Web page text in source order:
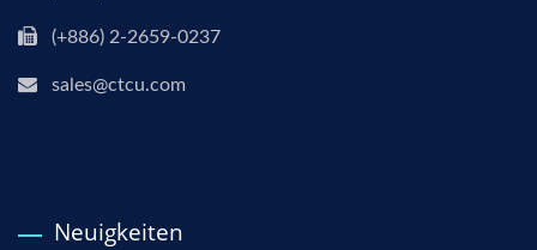
(+886) 2-2659-0237
sales@ctcu.com
Neuigkeiten